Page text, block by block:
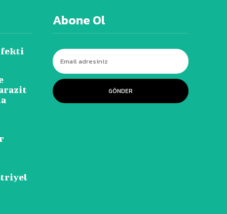
Abone Ol
GÖNDER